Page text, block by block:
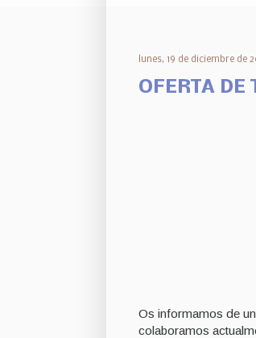
lunes, 19 de diciembre de
OFERTA DE
Os informamos de
colaboramos